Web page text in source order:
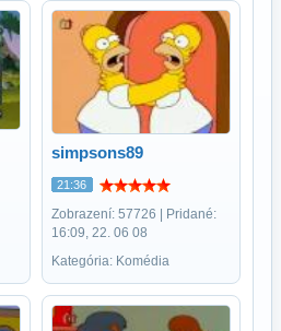
simpsons89
21:36
Zobrazení: 57726 | Pridané:
16:09, 22. 06 08
Kategória: Komédia